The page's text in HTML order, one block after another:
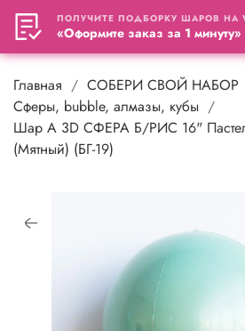
Главная
СОБЕРИ СВОЙ НАБОР
Cферы, bubble, алмазы, кубы
Шар А 3D СФЕРА Б/РИС 16"
(Мятный) (БГ-19)
«Оформите заказ за 1 минуту»